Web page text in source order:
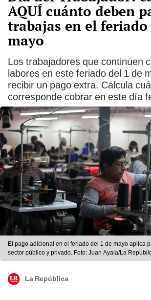
AQUÍ cuánto deben
trabajas en el feriado
mayo
Los trabajadores que continúen
labores en este feriado del 1 de
recibir un pago extra. Calcula
corresponde cobrar en este día
El pago adicional en el feriado del 1 de mayo aplica
sector público y privado. Foto: Juan Ayala/La
La República